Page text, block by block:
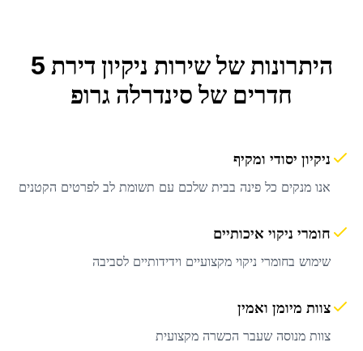
היתרונות של שירות
ניקיון דירת 5
חדרים של סינדרלה גרופ
ניקיון יסודי ומקיף
אנו מנקים כל פינה בבית שלכם עם תשומת לב לפרטים הקטנים
חומרי ניקוי איכותיים
שימוש בחומרי ניקוי מקצועיים וידידותיים לסביבה
צוות מיומן ואמין
צוות מנוסה שעבר הכשרה מקצועית